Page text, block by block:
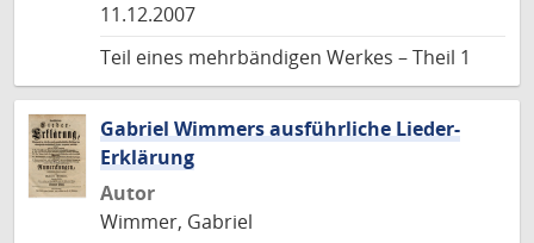
11.12.2007
Teil eines mehrbändigen Werkes – Theil 1
Gabriel Wimmers ausführliche Lieder-
Erklärung
Autor
Wimmer, Gabriel